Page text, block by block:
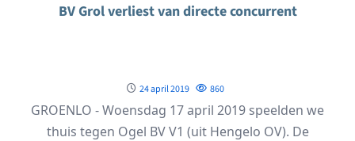
BV Grol verliest van directe concurrent
24 april 2019 860
GROENLO - Woensdag 17 april 2019 speelden we
thuis tegen Ogel BV V1 (uit Hengelo OV). De